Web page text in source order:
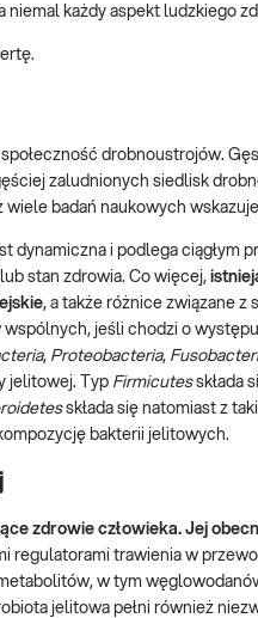
każdy aspekt ludzkiego
drobnoustrojów.
zaludnionych siedlisk
wiele badań naukowych
dynamiczna i podlega
stan zdrowia. Co więcej,
, a także różnice związane z
jeśli chodzi o
, Proteobacteria,
jelitowej. Typ Firmicutesskłada
składa się natomiast z
bakterii jelitowych.
zdrowie człowieka. Jej
regulatorami trawienia w
w tym
jelitowa pełni również